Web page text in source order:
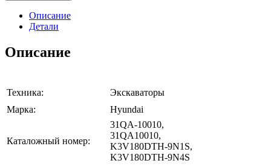
Описание
Детали
Описание
Техника:
Экскаваторы
Марка:
Hyundai
Каталожный номер:
31QA-10010,
31QA10010,
K3V180DTH-9N1S,
K3V180DTH-9N4S